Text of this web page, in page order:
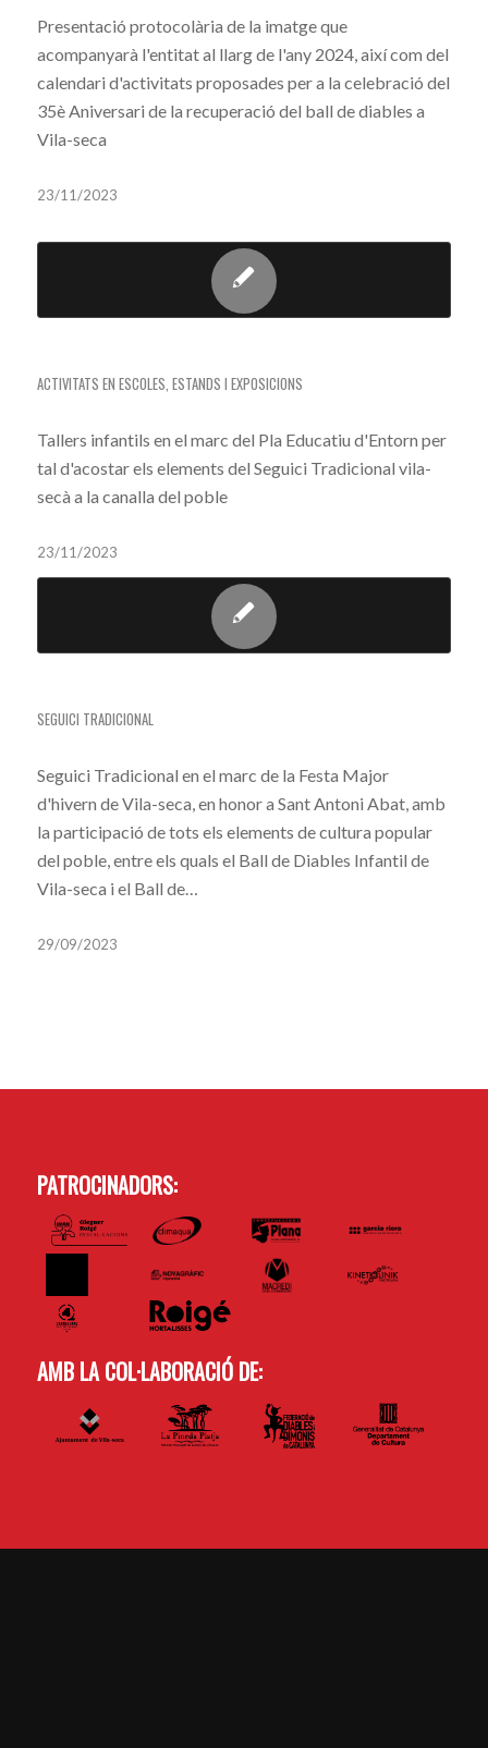
Presentació protocolària de la imatge que
acompanyarà l'entitat al llarg de l'any 2024, així com del
calendari d'activitats proposades per a la celebració del
35è Aniversari de la recuperació del ball de diables a
Vila-seca
23/11/2023
ACTIVITATS EN ESCOLES, ESTANDS I EXPOSICIONS
Tallers infantils en el marc del Pla Educatiu d'Entorn per
tal d'acostar els elements del Seguici Tradicional vila-
secà a la canalla del poble
23/11/2023
SEGUICI TRADICIONAL
Seguici Tradicional en el marc de la Festa Major
d'hivern de Vila-seca, en honor a Sant Antoni Abat, amb
la participació de tots els elements de cultura popular
del poble, entre els quals el Ball de Diables Infantil de
Vila-seca i el Ball de…
29/09/2023
PATROCINADORS:
AMB LA COL·LABORACIÓ DE: